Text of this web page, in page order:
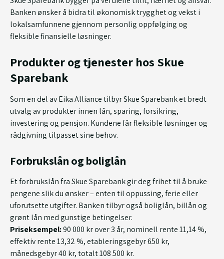
Banken ønsker å bidra til økonomisk trygghet og vekst i
lokalsamfunnene gjennom personlig oppfølging og
fleksible finansielle løsninger.
Produkter og tjenester hos Skue
Sparebank
Som en del av Eika Alliance tilbyr Skue Sparebank et bredt
utvalg av produkter innen lån, sparing, forsikring,
investering og pensjon. Kundene får fleksible løsninger og
rådgivning tilpasset sine behov.
Forbrukslån og boliglån
Et forbrukslån fra Skue Sparebank gir deg frihet til å bruke
pengene slik du ønsker – enten til oppussing, ferie eller
uforutsette utgifter. Banken tilbyr også boliglån, billån og
grønt lån med gunstige betingelser.
Priseksempel:90 000 kr over 3 år, nominell rente 11,14 %,
effektiv rente 13,32 %, etableringsgebyr 650 kr,
månedsgebyr 40 kr, totalt 108 500 kr.